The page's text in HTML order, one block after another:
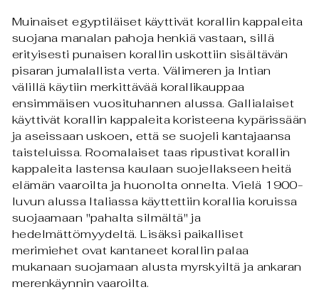
Muinaiset egyptiläiset käyttivät korallin kappaleita
suojana manalan pahoja henkiä vastaan, sillä
erityisesti punaisen korallin uskottiin sisältävän
pisaran jumalallista verta. Välimeren ja Intian
välillä käytiin merkittävää korallikauppaa
ensimmäisen vuosituhannen alussa. Gallialaiset
käyttivät korallin kappaleita koristeena kypärissään
ja aseissaan uskoen, että se suojeli kantajaansa
taisteluissa. Roomalaiset taas ripustivat korallin
kappaleita lastensa kaulaan suojellakseen heitä
elämän vaaroilta ja huonolta onnelta. Vielä 1900-
luvun alussa Italiassa käyttettiin korallia koruissa
suojaamaan "pahalta silmältä" ja
hedelmättömyydeltä. Lisäksi paikalliset
merimiehet ovat kantaneet korallin palaa
mukanaan suojamaan alusta myrskyiltä ja ankaran
merenkäynnin vaaroilta.